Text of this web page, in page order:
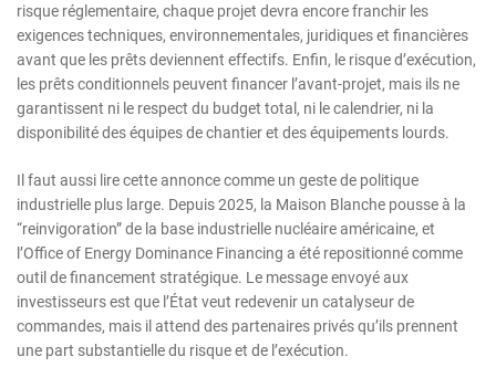
risque réglementaire, chaque projet devra encore franchir les
exigences techniques, environnementales, juridiques et financières
avant que les prêts deviennent effectifs. Enfin, le risque d’exécution,
les prêts conditionnels peuvent financer l’avant-projet, mais ils ne
garantissent ni le respect du budget total, ni le calendrier, ni la
disponibilité des équipes de chantier et des équipements lourds.
Il faut aussi lire cette annonce comme un geste de politique
industrielle plus large. Depuis 2025, la Maison Blanche pousse à la
“reinvigoration” de la base industrielle nucléaire américaine, et
l’Office of Energy Dominance Financing a été repositionné comme
outil de financement stratégique. Le message envoyé aux
investisseurs est que l’État veut redevenir un catalyseur de
commandes, mais il attend des partenaires privés qu’ils prennent
une part substantielle du risque et de l’exécution.